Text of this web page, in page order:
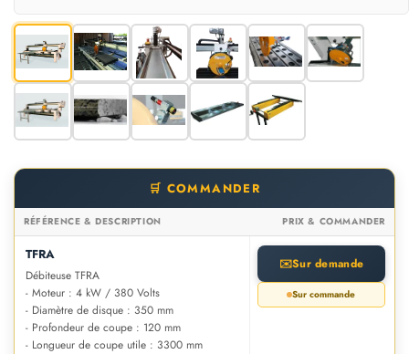
🛒 COMMANDER
RÉFÉRENCE & DESCRIPTION PRIX & COMMANDER
TFRA
Débiteuse TFRA
- Moteur : 4 kW / 380 Volts
- Diamètre de disque : 350 mm
- Profondeur de coupe : 120 mm
- Longueur de coupe utile : 3300 mm
✉️Sur demande
Sur commande